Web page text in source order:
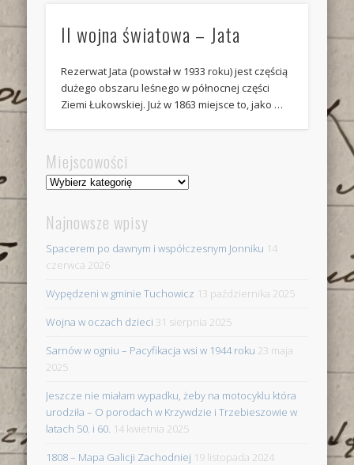
II wojna światowa – Jata
Rezerwat Jata (powstał w 1933 roku) jest częścią
dużego obszaru leśnego w północnej części
Ziemi Łukowskiej. Już w 1863 miejsce to, jako …
Miejscowości
Miejscowości
Najnowsze wpisy
Spacerem po dawnym i współczesnym Jonniku 14
czerwca 2026
Wypędzeni w gminie Tuchowicz 13 października 2025
Wojna w oczach dzieci 31 sierpnia 2025
Sarnów w ogniu – Pacyfikacja wsi w 1944 roku 23 maja
2025
Jeszcze nie miałam wypadku, żeby na motocyklu która
urodziła – O porodach w Krzywdzie i Trzebieszowie w
latach 50. i 60. 14 kwietnia 2025
1808 – Mapa Galicji Zachodniej 19 listopada 2024